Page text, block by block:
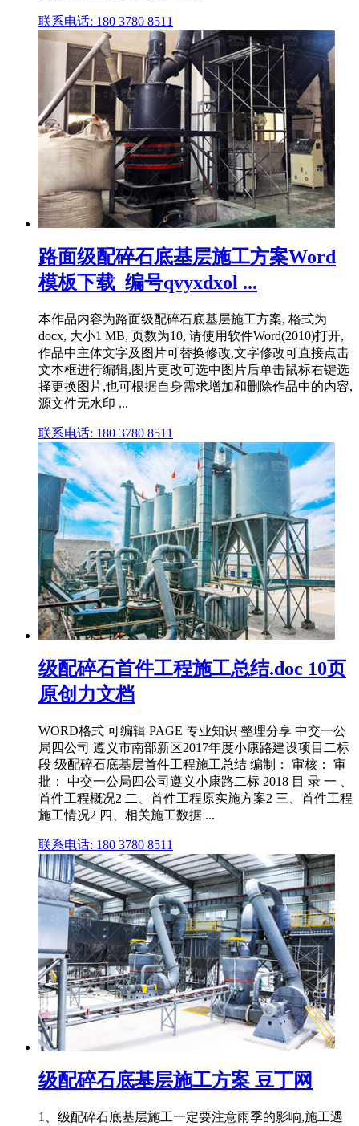
联系电话: 180 3780 8511
路面级配碎石底基层施工方案Word
模板下载_编号qvyxdxol ...
本作品内容为路面级配碎石底基层施工方案, 格式为
docx, 大小1 MB, 页数为10, 请使用软件Word(2010)打开,
作品中主体文字及图片可替换修改,文字修改可直接点击
文本框进行编辑,图片更改可选中图片后单击鼠标右键选
择更换图片,也可根据自身需求增加和删除作品中的内容,
源文件无水印 ...
联系电话: 180 3780 8511
级配碎石首件工程施工总结.doc 10页
原创力文档
WORD格式 可编辑 PAGE 专业知识 整理分享 中交一公
局四公司 遵义市南部新区2017年度小康路建设项目二标
段 级配碎石底基层首件工程施工总结 编制： 审核： 审
批： 中交一公局四公司遵义小康路二标 2018 目 录 一 、
首件工程概况2 二、首件工程原实施方案2 三、首件工程
施工情况2 四、相关施工数据 ...
联系电话: 180 3780 8511
级配碎石底基层施工方案 豆丁网
1、级配碎石底基层施工一定要注意雨季的影响,施工遇